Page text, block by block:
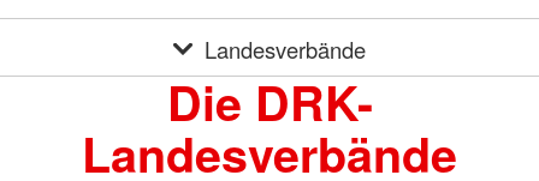
Landesverbände
Die DRK-
Landesverbände